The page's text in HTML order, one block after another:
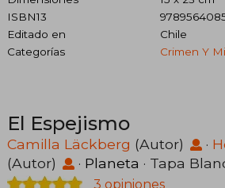
ISBN13
Editado en
Chile
Categorías
Crimen Y
El Espejismo
Camilla Läckberg (Autor) ·
(Autor)
· Planeta · Tapa
3 opiniones